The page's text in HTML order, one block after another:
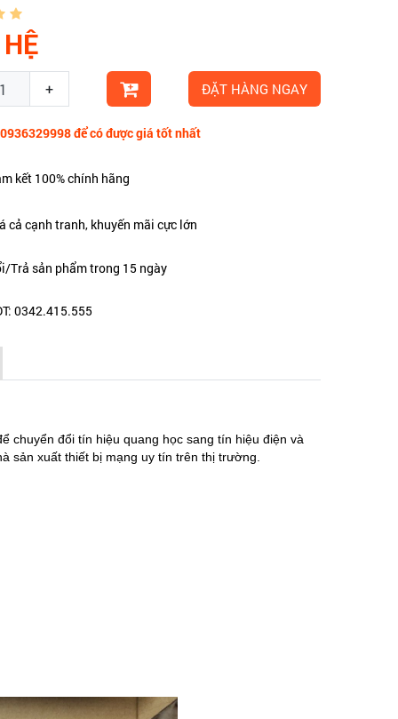
+ ĐẶT HÀNG NGAY
để có được giá tốt nhất
kết 100% chính hãng
cả cạnh tranh, khuyến mãi cực lớn
Trả sản phẩm trong 15 ngày
0342.415.555
chuyển đổi tín hiệu quang học sang tín hiệu điện và
sản xuất thiết bị mạng uy tín trên thị trường.